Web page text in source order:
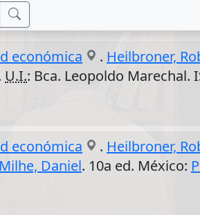
económica . Heilbroner,
U.I.: Bca. Leopoldo Marechal.
económica . Heilbroner,
Daniel. 10a ed. México: